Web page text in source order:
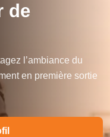
de
l’ambiance du
en première sortie